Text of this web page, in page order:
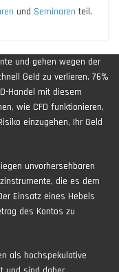
und Seminaren teil.
und gehen wegen der
Geld zu verlieren. 76%
Handel mit diesem
wie CFD funktionieren,
einzugehen, Ihr Geld
unvorhersehbaren
die es dem
Einsatz eines Hebels
des Kontos zu
als hochspekulative